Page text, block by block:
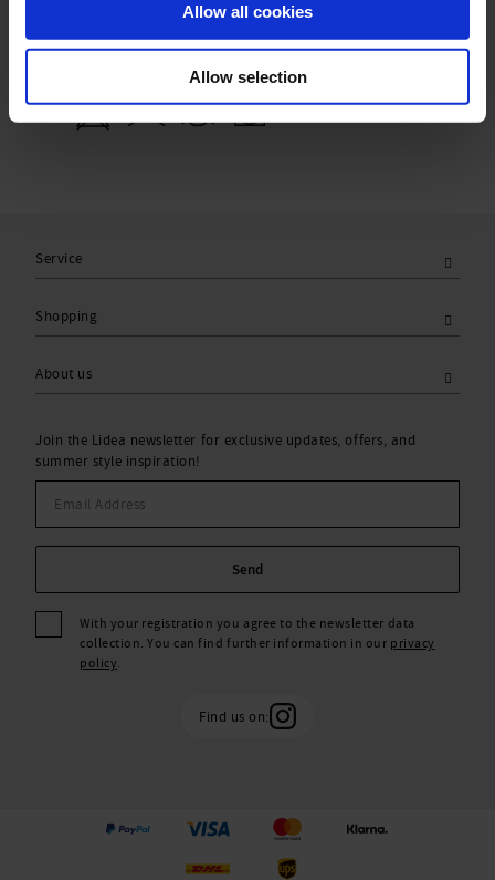
Allow all cookies
Allow selection
Upper: 50% Polyamid,50% Elasthan
Lining: 100% Polyamid
Service
Shopping
About us
Join the Lidea newsletter for exclusive updates, offers, and
summer style inspiration!
Send
With your registration you agree to the newsletter data
collection. You can find further information in our privacy
policy.
Find us on: